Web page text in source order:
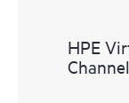
HPE